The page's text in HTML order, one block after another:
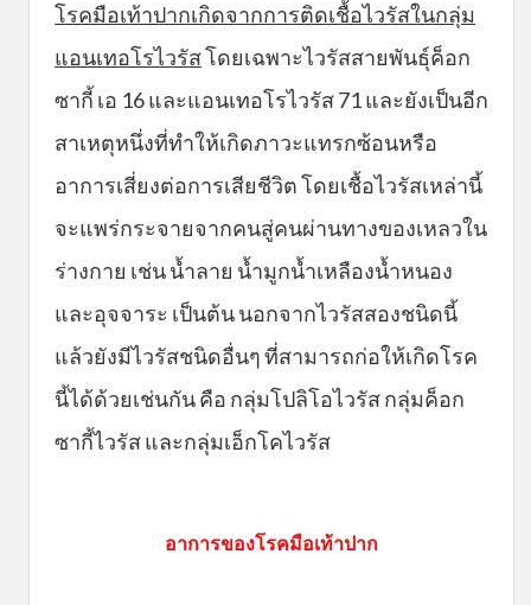
โรคมือเท้าปากเกิดจากการติดเชื้อไวรัสในกลุ่ม
แอนเทอโรไวรัสโดยเฉพาะไวรัสสายพันธุ์ค็อก
ซากี้ เอ 16 และแอนเทอโรไวรัส 71 และยังเป็นอีก
สาเหตุหนึ่งที่ทำให้เกิดภาวะแทรกซ้อนหรือ
อาการเสี่ยงต่อการเสียชีวิต โดยเชื้อไวรัสเหล่านี้
จะแพร่กระจายจากคนสู่คนผ่านทางของเหลวใน
ร่างกาย เช่น น้ำลาย น้ำมูกน้ำเหลืองน้ำหนอง
และอุจจาระ เป็นต้น นอกจากไวรัสสองชนิดนี้
แล้วยังมีไวรัสชนิดอื่นๆ ที่สามารถก่อให้เกิดโรค
นี้ได้ด้วยเช่นกัน คือ กลุ่มโปลิโอไวรัส กลุ่มค็อก
ซากี้ไวรัส และกลุ่มเอ็กโคไวรัส
อาการของโรคมือเท้าปาก